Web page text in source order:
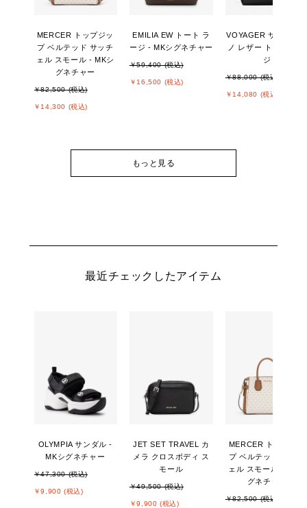
MERCER トップジッ
プ ベルテッド サッチ
ェル スモール - MKシ
グネチャー
￥82,500 (税込)
￥14,300 (税込)
EMILIA EW トート ラ
ージ - MKシグネチャー
￥59,400 (税込)
￥16,500 (税込)
VOYAGER サフィア
ノ レザー トート ラー
ジ
￥88,000 (税込)
￥14,080 (税込)
もっと見る
最近チェックしたアイテム
OLYMPIA サンダル -
MKシグネチャー
￥47,300 (税込)
￥9,900 (税込)
JET SET TRAVEL カ
メラ クロスボディ ス
モール
￥49,500 (税込)
￥9,900 (税込)
MERCER トップジッ
プ ベルテッド サッチ
ェル スモール - MKシ
グネチャー
￥82,500 (税込)